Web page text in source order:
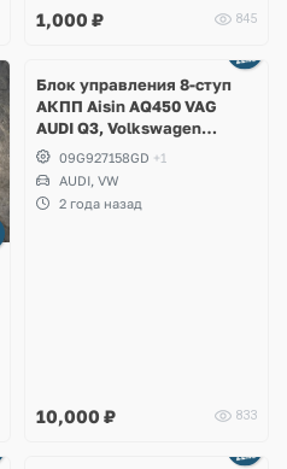
1,000 ₽ 845
Блок управления 8-ступ
АКПП Aisin AQ450 VAG
AUDI Q3, Volkswagen
Tiguan Allspace USA
09G927158GD +1
AUDI, VW
2 года назад
10,000 ₽ 833